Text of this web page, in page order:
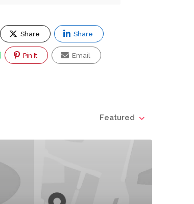
Share Share
Pin It Email
Featured